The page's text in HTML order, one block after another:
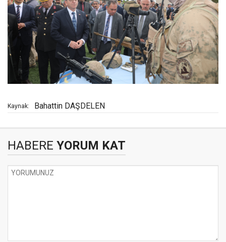
Kaynak: Bahattin DAŞDELEN
HABERE YORUM KAT